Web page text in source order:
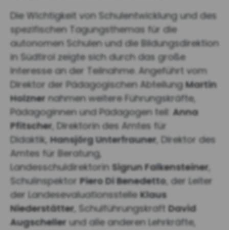
Die Wichtigkeit von Schulentwicklung und des
spezifischen Tagungsthemas für die
autonomen Schulen und die Bildungsdirektion
in Südtirol zeigte sich durch das große
Interesse an der Teilnahme. Angeführt vom
Direktor der Pädagogischen AbteilungMartin
Holzner nahmen weitere Führungskräfte,
Pädagoginnen und Pädagogen teil: Anna
Pfitscher , Direktorin des Amtes für
Didaktik,Hansjörg Unterfrauner , Direktor des
Amtes für Beratung,
Landesschuldirektorin Sigrun Falkensteiner
SchulinspektorPiero Di Benedetto, der Leiter
der LandesevaluationsstelleKlaus
Niederstätter , Schulführungskraft David
Augscheller und alle anderen Lehrkräfte,